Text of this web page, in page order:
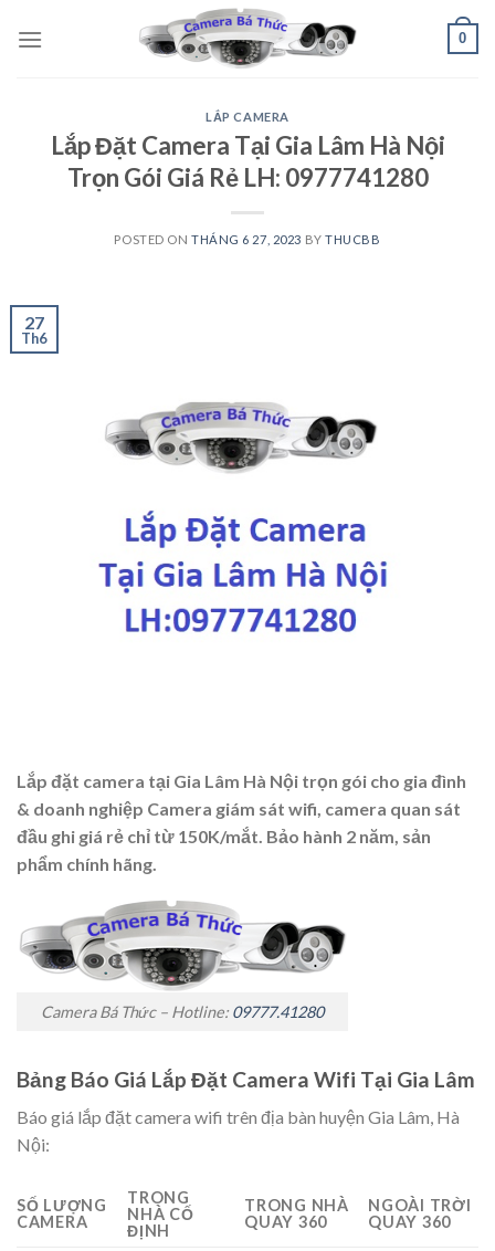
0
LẮP CAMERA
Lắp Đặt Camera Tại Gia Lâm Hà Nội
Trọn Gói Giá Rẻ LH: 0977741280
POSTED ON THÁNG 6 27, 2023 BYTHUCBB
27
Th6
Lắp đặt camera tại Gia Lâm Hà Nội trọn gói cho gia đình
& doanh nghiệp Camera giám sát wifi, camera quan sát
đầu ghi giá rẻ chỉ từ 150K/mắt. Bảo hành 2 năm, sản
phẩm chính hãng.
Camera Bá Thức – Hotline:09777.41280
Bảng Báo Giá Lắp Đặt Camera Wifi Tại Gia Lâm
Báo giá lắp đặt camera wifi trên địa bàn huyện Gia Lâm, Hà
Nội:
SỐ LƯỢNG
CAMERA
TRONG
NHÀ CỐ
ĐỊNH
TRONG NHÀ
QUAY 360
NGOÀI TRỜI
QUAY 360